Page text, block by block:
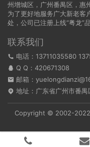
州增城区，广州番禺区，惠
为了更好地服务广大新老客
处，公司已注册上线“粤龙”
联系我们
电话：13711035580
Q Q： 420671308
邮箱：
地址：广东省广州市番
Copyright © 2002-2022